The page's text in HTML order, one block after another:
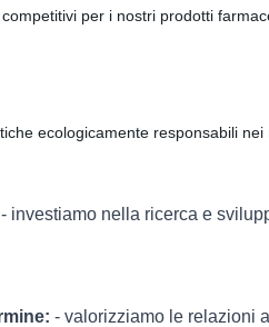
per i nostri prodotti
ecologicamente responsabili
- investiamo nella ricerca e
- valorizziamo le relazioni